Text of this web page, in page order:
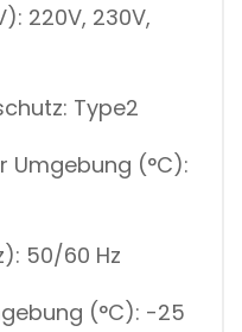
220V, 230V,
Type2
Umgebung (°C):
50/60 Hz
(°C): -25